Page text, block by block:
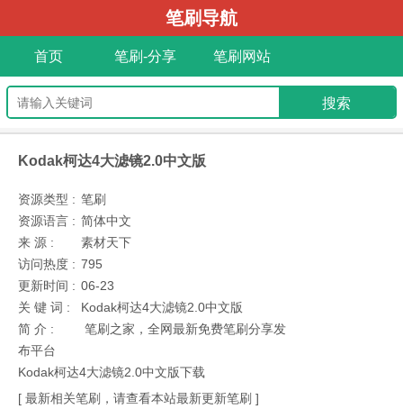
笔刷导航
首页 笔刷-分享 笔刷网站
Kodak柯达4大滤镜2.0中文版
资源类型 : 笔刷
资源语言 : 简体中文
来 源 :
素材天下
访问热度 : 795
更新时间 : 06-23
关 键 词 :
Kodak柯达4大滤镜2.0中文版
简 介 :
笔刷之家，全网最新免费笔刷分享发
布平台
Kodak柯达4大滤镜2.0中文版下载
[ 最新相关笔刷，请查看本站最新更新笔刷 ]